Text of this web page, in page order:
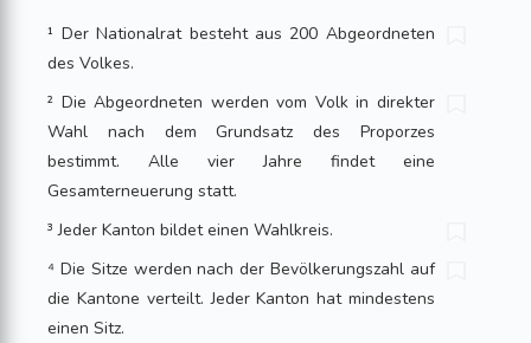
¹ Der Nationalrat besteht aus 200 Abgeordneten
des Volkes.
² Die Abgeordneten werden vom Volk in direkter
Wahl nach dem Grundsatz des Proporzes
bestimmt. Alle vier Jahre findet eine
Gesamterneuerung statt.
³ Jeder Kanton bildet einen Wahlkreis.
⁴ Die Sitze werden nach der Bevölkerungszahl auf
die Kantone verteilt. Jeder Kanton hat mindestens
einen Sitz.